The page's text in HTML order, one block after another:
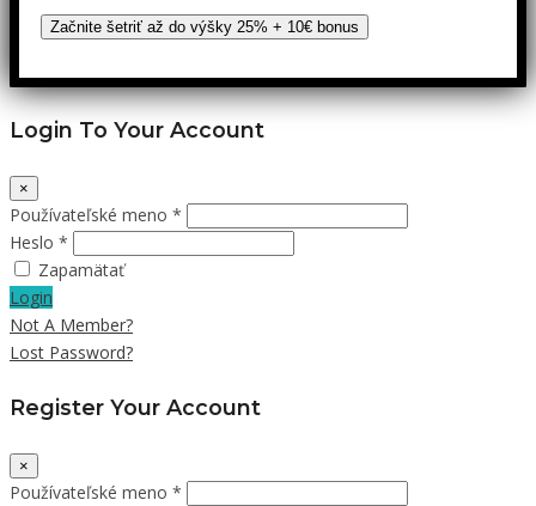
Začnite šetriť až do výšky 25% + 10€ bonus
Login To Your Account
×
Používateľské meno *
Heslo *
Zapamätať
Login
Not A Member?
Lost Password?
Register Your Account
×
Používateľské meno *